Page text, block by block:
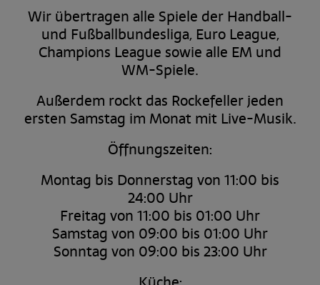
Wir übertragen alle Spiele der Handball-
und Fußballbundesliga, Euro League,
Champions League sowie alle EM und
WM-Spiele.
Außerdem rockt das Rockefeller jeden
ersten Samstag im Monat mit Live-Musik.
Öffnungszeiten:
Montag bis Donnerstag von 11:00 bis
24:00 Uhr
Freitag von 11:00 bis 01:00 Uhr
Samstag von 09:00 bis 01:00 Uhr
Sonntag von 09:00 bis 23:00 Uhr